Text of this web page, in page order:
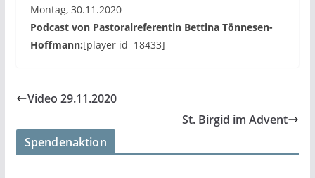
Montag, 30.11.2020
Podcast von Pastoralreferentin Bettina Tönnesen-
Hoffmann:[player id=18433]
Video 29.11.2020
St. Birgid im Advent
Spendenaktion